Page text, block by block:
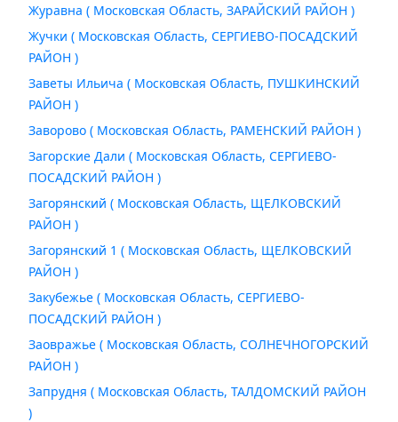
Журавна ( Московская Область, ЗАРАЙСКИЙ РАЙОН )
Жучки ( Московская Область, СЕРГИЕВО-ПОСАДСКИЙ
РАЙОН )
Заветы Ильича ( Московская Область, ПУШКИНСКИЙ
РАЙОН )
Заворово ( Московская Область, РАМЕНСКИЙ РАЙОН )
Загорские Дали ( Московская Область, СЕРГИЕВО-
ПОСАДСКИЙ РАЙОН )
Загорянский ( Московская Область, ЩЕЛКОВСКИЙ
РАЙОН )
Загорянский 1 ( Московская Область, ЩЕЛКОВСКИЙ
РАЙОН )
Закубежье ( Московская Область, СЕРГИЕВО-
ПОСАДСКИЙ РАЙОН )
Заовражье ( Московская Область, СОЛНЕЧНОГОРСКИЙ
РАЙОН )
Запрудня ( Московская Область, ТАЛДОМСКИЙ РАЙОН
)